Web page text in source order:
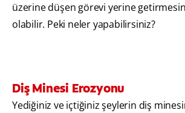
üzerine düşen görevi yerine
olabilir. Peki neler yapabilirsiniz?
Diş Minesi Erozyonu
Yediğiniz ve içtiğiniz şeylerin diş